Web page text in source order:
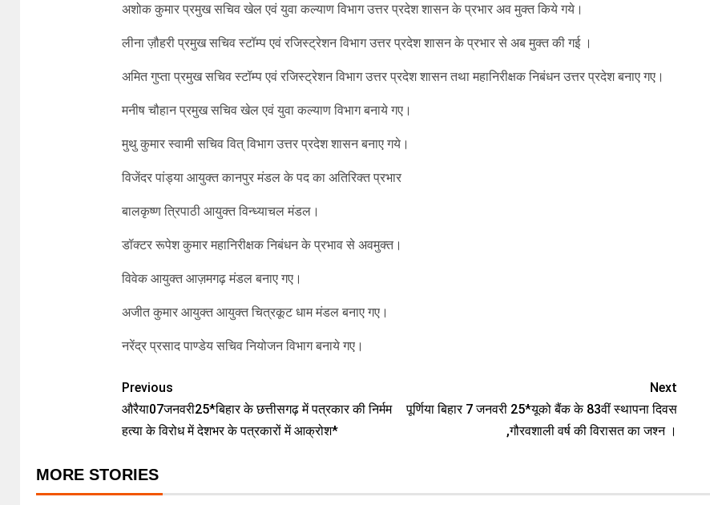
अशोक कुमार प्रमुख सचिव खेल एवं युवा कल्याण विभाग उत्तर प्रदेश शासन के प्रभार अव मुक्त किये गये।
लीना ज़ौहरी प्रमुख सचिव स्टॉम्प एवं रजिस्ट्रेशन विभाग उत्तर प्रदेश शासन के प्रभार से अब मुक्त की गई ।
अमित गुप्ता प्रमुख सचिव स्टॉम्प एवं रजिस्ट्रेशन विभाग उत्तर प्रदेश शासन तथा महानिरीक्षक निबंधन उत्तर प्रदेश बनाए गए।
मनीष चौहान प्रमुख सचिव खेल एवं युवा कल्याण विभाग बनाये गए।
मुथु कुमार स्वामी सचिव वित् विभाग उत्तर प्रदेश शासन बनाए गये।
विजेंदर पांड्या आयुक्त कानपुर मंडल के पद का अतिरिक्त प्रभार
बालकृष्ण त्रिपाठी आयुक्त विन्ध्याचल मंडल।
डॉक्टर रूपेश कुमार महानिरीक्षक निबंधन के प्रभाव से अवमुक्त।
विवेक आयुक्त आज़मगढ़ मंडल बनाए गए।
अजीत कुमार आयुक्त आयुक्त चित्रकूट धाम मंडल बनाए गए।
नरेंद्र प्रसाद पाण्डेय सचिव नियोजन विभाग बनाये गए।
Previous
औरैया07जनवरी25*बिहार के छत्तीसगढ़ में पत्रकार की निर्मम
हत्या के विरोध में देशभर के पत्रकारों में आक्रोश*
Next
पूर्णिया बिहार 7 जनवरी 25*यूको बैंक के 83वीं स्थापना दिवस
,गौरवशाली वर्ष की विरासत का जश्न ।
MORE STORIES